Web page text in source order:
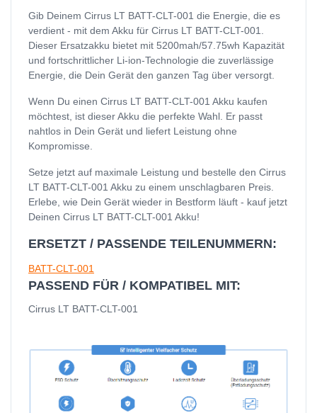
Gib Deinem Cirrus LT BATT-CLT-001 die Energie, die es
verdient - mit dem Akku für Cirrus LT BATT-CLT-001.
Dieser Ersatzakku bietet mit 5200mah/57.75wh Kapazität
und fortschrittlicher Li-ion-Technologie die zuverlässige
Energie, die Dein Gerät den ganzen Tag über versorgt.
Wenn Du einen Cirrus LT BATT-CLT-001 Akku kaufen
möchtest, ist dieser Akku die perfekte Wahl. Er passt
nahtlos in Dein Gerät und liefert Leistung ohne
Kompromisse.
Setze jetzt auf maximale Leistung und bestelle den Cirrus
LT BATT-CLT-001 Akku zu einem unschlagbaren Preis.
Erlebe, wie Dein Gerät wieder in Bestform läuft - kauf jetzt
Deinen Cirrus LT BATT-CLT-001 Akku!
ERSETZT / PASSENDE TEILENUMMERN:
BATT-CLT-001
PASSEND FÜR / KOMPATIBEL MIT:
Cirrus LT BATT-CLT-001